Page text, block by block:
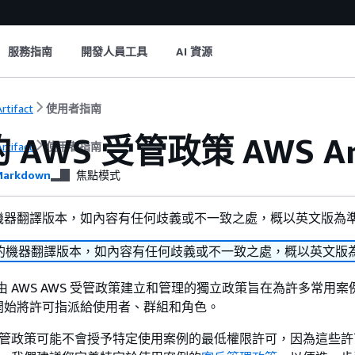
服務指南 開發人員工具 AI 資源
使用者指南
使用者指南
AWS 受管政策 AWS
焦點模式
翻譯版本，如內容有任何歧義或不一致之處，概以英文版為
機器翻譯版本，如內容有任何歧義或不一致之處，概以英文版
AWS AWS 受管政策建立和管理的獨立政策旨在為許多常用案
將許可指派給使用者、群組和角色。
政策可能不會授予特定使用案例的最低權限許可，因為這些